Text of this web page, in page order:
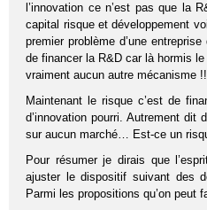
l’innovation ce n’est pas que la
capital risque et développement
premier problème d’une
de financer la R&D car là hormis
vraiment aucun autre mécanisme
Maintenant le risque c’est de
d’innovation pourri. Autrement dit
sur aucun marché… Est-ce un
Pour résumer je dirais que
ajuster le dispositif suivant des
Parmi les propositions qu’on peut